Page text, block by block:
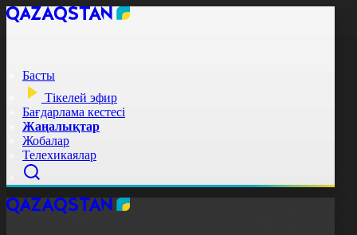
Басты
Тікелей эфир
Бағдарлама кестесі
Жаңалықтар
Жобалар
Телехикаялар